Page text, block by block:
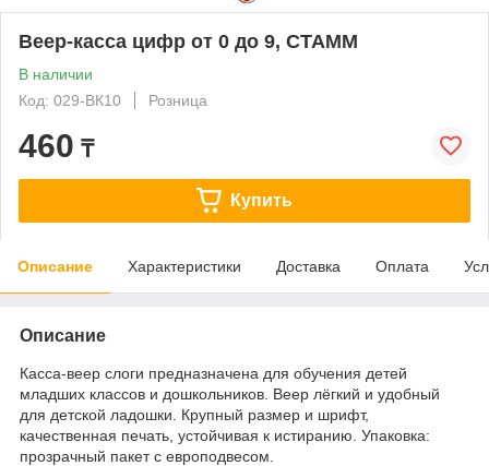
Веер-касса цифр от 0 до 9, СТАММ
В наличии
Код: 029-ВК10
Розница
460 ₸
Купить
Описание Характеристики Доставка Оплата
Описание
Касса-веер слоги предназначена для обучения детей
младших классов и дошкольников. Веер лёгкий и удобный
для детской ладошки. Крупный размер и шрифт,
качественная печать, устойчивая к истиранию. Упаковка:
прозрачный пакет с европодвесом.